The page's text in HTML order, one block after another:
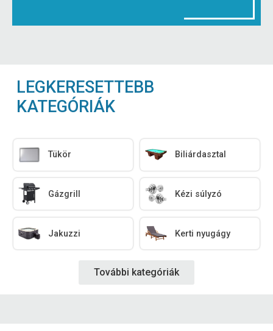
LEGKERESETTEBB
KATEGÓRIÁK
Tükör Biliárdasztal
Gázgrill Kézi súlyzó
Jakuzzi Kerti nyugágy
További kategóriák